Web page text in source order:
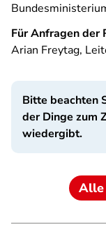
Für Anfragen der
Arian Freytag,
Bitte beachten
der Dinge zum
wiedergibt.
Alle